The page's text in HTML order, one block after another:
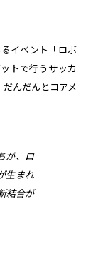
イベント「ロボ
トで行うサッカ
んだんとコアメ
が、ロ
生まれ
結合が